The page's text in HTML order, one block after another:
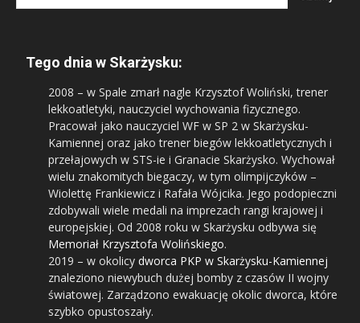
Tego dnia w Skarżysku:
2008 – w Spale zmarł nagle Krzysztof Woliński, trener
lekkoatletyki, nauczyciel wychowania fizycznego.
Pracował jako nauczyciel WF w SP 2 w Skarżysku-
Kamiennej oraz jako trener biegów lekkoatletycznych i
przełajowych w STS-ie i Granacie Skarżysko. Wychował
wielu znakomitych biegaczy, w tym olimpijczyków –
Wiolettę Frankiewicz i Rafała Wójcika. Jego podopieczni
zdobywali wiele medali na imprezach rangi krajowej i
europejskiej. Od 2008 roku w Skarżysku odbywa się
Memoriał Krzysztofa Wolińskiego.
2019 – w okolicy dworca PKP w Skarżysku-Kamiennej
znaleziono niewybuch dużej bomby z czasów II wojny
światowej. Zarządzono ewakuację okolic dworca, które
szybko opustoszały.